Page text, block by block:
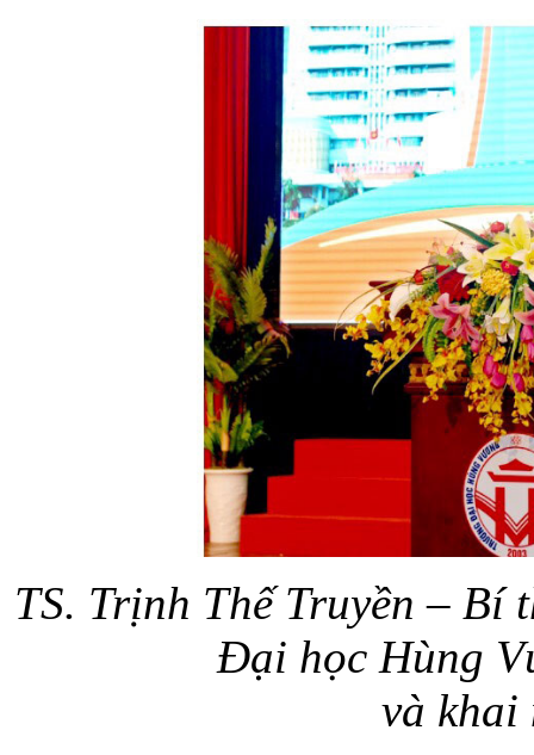
TS. Trịnh Thế Truyền – Bí
Đại học Hùng
và khai